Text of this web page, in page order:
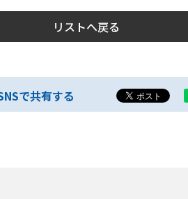
リストへ戻る
で共有する